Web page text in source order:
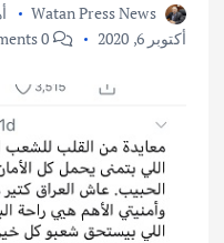
Watan Press News
أكتوبر 6, 2020